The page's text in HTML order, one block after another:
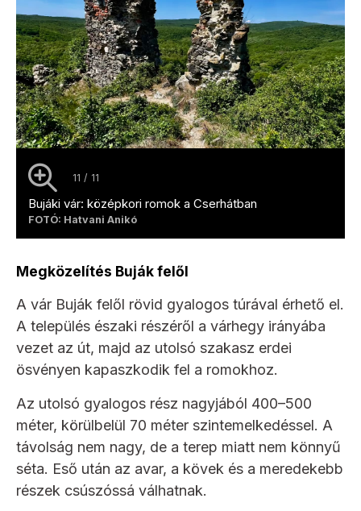
11 / 11
Bujáki vár: középkori romok a Cserhátban
FOTÓ: Hatvani Anikó
Megközelítés Buják felől
A vár Buják felől rövid gyalogos túrával érhető el.
A település északi részéről a várhegy irányába
vezet az út, majd az utolsó szakasz erdei
ösvényen kapaszkodik fel a romokhoz.
Az utolsó gyalogos rész nagyjából 400–500
méter, körülbelül 70 méter szintemelkedéssel. A
távolság nem nagy, de a terep miatt nem könnyű
séta. Eső után az avar, a kövek és a meredekebb
részek csúszóssá válhatnak.